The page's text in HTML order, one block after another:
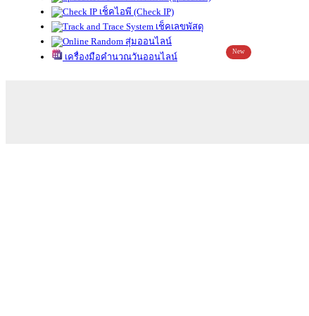
เช็คไอพี (Check IP)
เช็คเลขพัสดุ
สุ่มออนไลน์
เครื่องมือคำนวณวันออนไลน์
New